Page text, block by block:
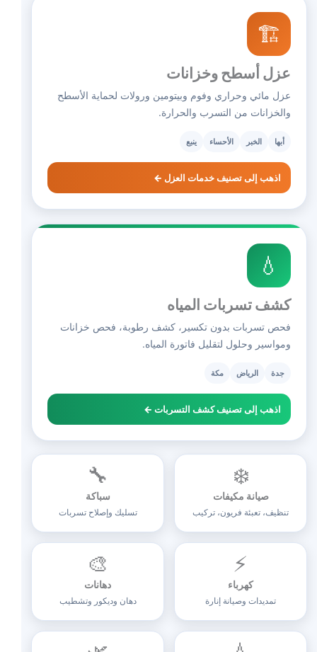
🏗️
عزل أسطح وخزانات
عزل مائي وحراري وفوم وبيتومين ورولات لحماية الأسطح
والخزانات من التسرب والحرارة.
أبها الخبر الأحساء ينبع
اذهب إلى تصنيف خدمات العزل ←
💧
كشف تسربات المياه
فحص تسربات بدون تكسير، كشف رطوبة، فحص خزانات
ومواسير وحلول لتقليل فاتورة المياه.
جدة الرياض مكة
اذهب إلى تصنيف كشف التسربات ←
❄️
صيانة مكيفات
تنظيف، تعبئة فريون، تركيب
🔧
سباكة
تسليك وإصلاح تسربات
⚡
كهرباء
تمديدات وصيانة إنارة
🎨
دهانات
دهان وديكور وتشطيب